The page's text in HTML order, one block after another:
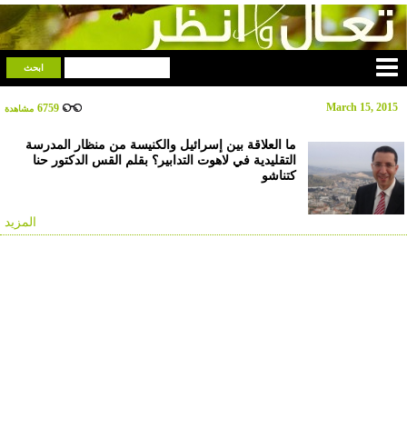
March 15, 2015
6759 مشاهدة
ما العلاقة بين إسرائيل والكنيسة من منظار المدرسة
التقليدية في لاهوت التدابير؟ بقلم القس الدكتور حنا
كتناشو
المزيد